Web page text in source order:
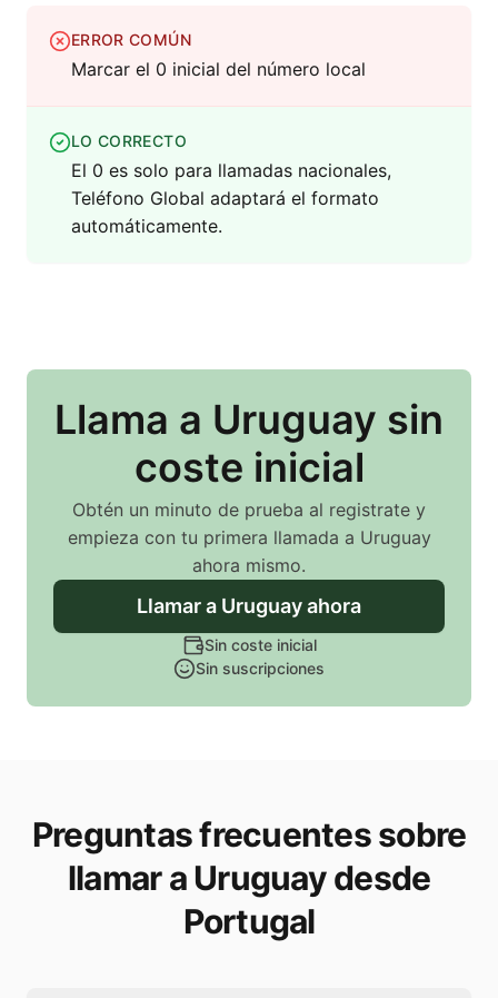
ERROR COMÚN
Marcar el 0 inicial del número local
LO CORRECTO
El 0 es solo para llamadas nacionales,
Teléfono Global adaptará el formato
automáticamente.
Llama a Uruguay sin
coste inicial
Obtén un minuto de prueba al registrate y
empieza con tu primera llamada a Uruguay
ahora mismo.
Llamara Uruguayahora
Sin coste inicial
Sin suscripciones
Preguntas frecuentes sobre
llamar a Uruguay desde
Portugal